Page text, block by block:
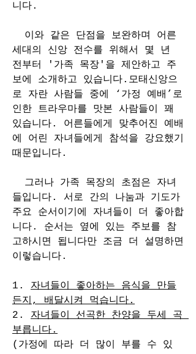
니다.
이와 같은 단점을 보완하며 어른
세대의 신앙 전수를 위해서 몇 년
전부터 '가족 목장'을 제안하고 주
보에 소개하고 있습니다.모태신앙으
로 자란 사람들 중에 ‘가정 예배’로
인한 트라우마를 맛본 사람들이 꽤
있습니다. 어른들에게 맞추어진 예배
에 어린 자녀들에게 참석을 강요했기
때문입니다.
그러나 가족 목장의 초점은 자녀
들입니다. 서로 간의 나눔과 기도가
주요 순서이기에 자녀들이 더 좋아합
니다. 순서는 옆에 있는 주보를 참
고하시면 됩니다만 조금 더 설명하면
이렇습니다.
1. 자녀들이 좋아하는 음식을 만들
든지, 배달시켜 먹습니다.
2. 자녀들이 선곡한 찬양을 두세 곡
부릅니다.
(가정에 따라 더 많이 부를 수 있